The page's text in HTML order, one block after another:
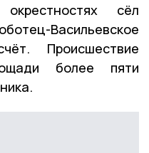
сёл
Васильевское
Происшествие
более пяти